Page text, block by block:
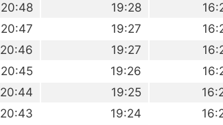
19:28
20:48
19:27
20:47
19:27
20:46
19:26
20:45
19:25
20:44
19:24
20:43